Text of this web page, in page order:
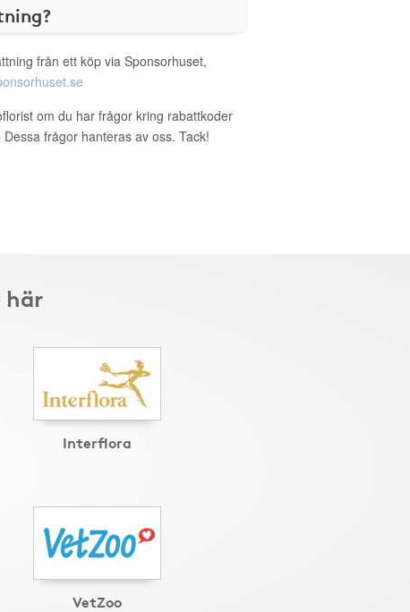
från ett köp via Sponsorhuset,
om du har frågor kring rabattkoder
frågor hanteras av oss. Tack!
här
Interflora
VetZoo